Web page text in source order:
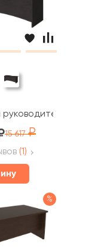
15 617
(1)
%